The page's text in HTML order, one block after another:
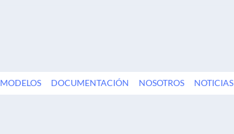
MODELOS DOCUMENTACIÓN NOSOTROS NOTICIAS